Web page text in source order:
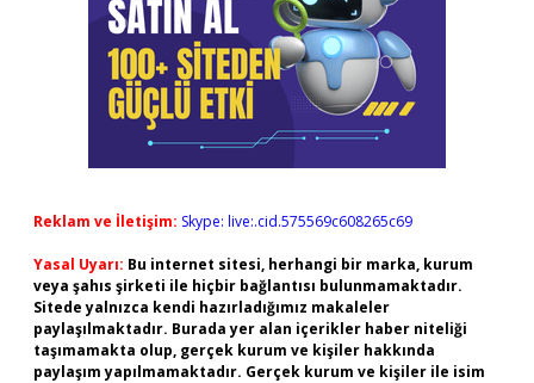
Reklam ve İletişim: Skype: live:.cid.575569c608265c69
Yasal Uyarı: Bu internet sitesi, herhangi bir marka, kurum
veya şahıs şirketi ile hiçbir bağlantısı bulunmamaktadır.
Sitede yalnızca kendi hazırladığımız makaleler
paylaşılmaktadır. Burada yer alan içerikler haber niteliği
taşımamakta olup, gerçek kurum ve kişiler hakkında
paylaşım yapılmamaktadır. Gerçek kurum ve kişiler ile isim